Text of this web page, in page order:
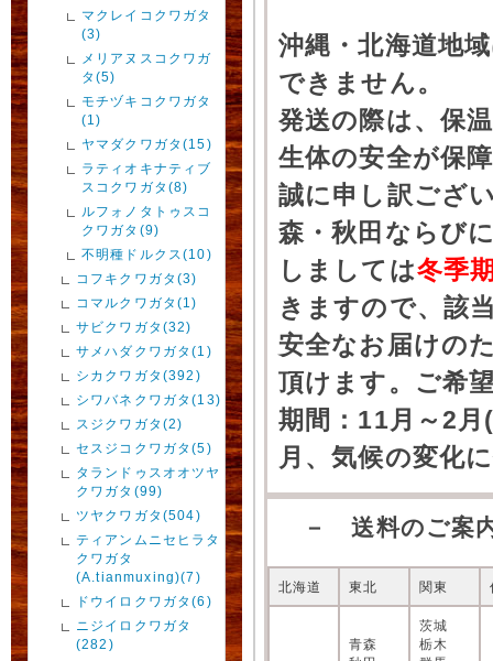
マクレイコクワガタ
(3)
メリアヌスコクワガ
タ(5)
モチヅキコクワガタ
(1)
ヤマダクワガタ(15)
ラティオキナティブ
スコクワガタ(8)
ルフォノタトゥスコ
クワガタ(9)
不明種ドルクス(10)
コフキクワガタ(3)
コマルクワガタ(1)
サビクワガタ(32)
サメハダクワガタ(1)
シカクワガタ(392)
シワバネクワガタ(13)
スジクワガタ(2)
セスジコクワガタ(5)
タランドゥスオオツヤ
クワガタ(99)
ツヤクワガタ(504)
ティアンムニセヒラタ
クワガタ
(A.tianmuxing)(7)
ドウイロクワガタ(6)
ニジイロクワガタ
(282)
沖縄・北海道地
できません。
発送の際は、保
生体の安全が保
誠に申し訳ござ
森・秋田ならび
しましては冬季
きますので、該
安全なお届けの
頂けます。ご希
期間：11月～2
月、気候の変化
－ 送料のご案
北海道 東北 関東
青森
茨城
栃木